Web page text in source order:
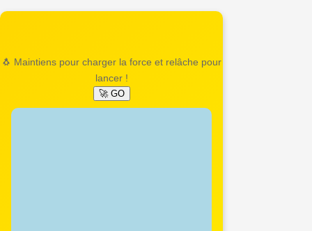
🐧 Maintiens pour charger la force et relâche pour
lancer !
🚀 GO